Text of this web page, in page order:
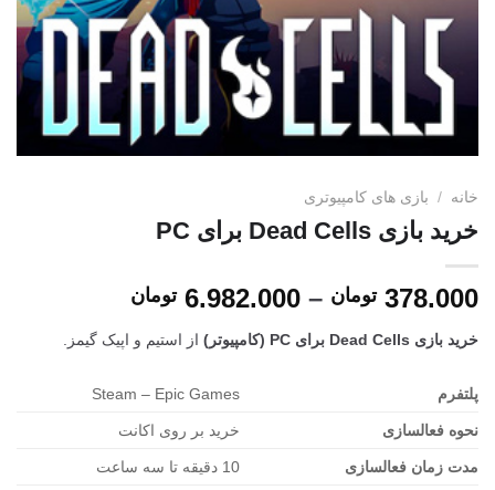
خانه / بازی های کامپیوتری
خرید بازی Dead Cells برای PC
378.000 تومان –
6.982.000 تومان
قیمت:
6.982.000 تومان
خرید بازی Dead Cells برای PC (کامپیوتر) از استیم و اپیک گیمز.
پلتفرم Steam – Epic Games
نحوه فعالسازی خرید بر روی اکانت
مدت زمان فعالسازی 10 دقیقه تا سه ساعت